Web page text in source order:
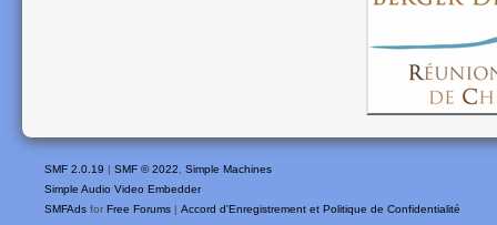
SMF 2.0.19 | SMF © 2022, Simple Machines
Simple Audio Video Embedder
SMFAds for Free Forums | Accord d'Enregistrement et Politique de Confidentialité